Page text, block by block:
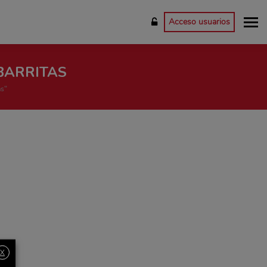
Acceso usuarios
X